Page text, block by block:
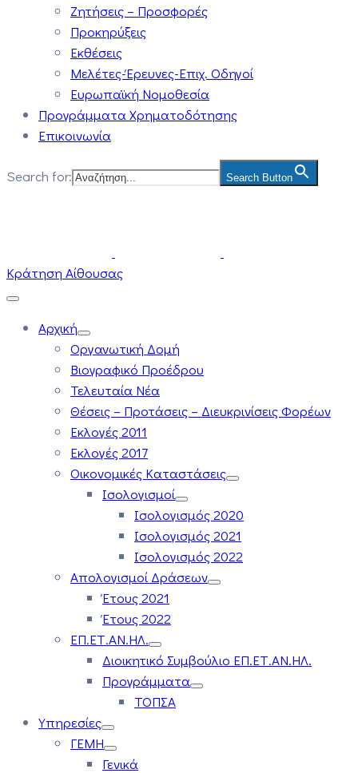
Ζητήσεις – Προσφορές
Προκηρύξεις
Εκθέσεις
Μελέτες-Έρευνες-Επιχ. Οδηγοί
Ευρωπαϊκή Νομοθεσία
Προγράμματα Χρηματοδότησης
Επικοινωνία
Search for: Search Button
Κράτηση Αίθουσας
Αρχική
Οργανωτική Δομή
Βιογραφικό Προέδρου
Τελευταία Νέα
Θέσεις – Προτάσεις – Διευκρινίσεις Φορέων
Εκλογές 2011
Εκλογές 2017
Οικονομικές Καταστάσεις
Ισολογισμοί
Ισολογισμός 2020
Ισολογισμός 2021
Ισολογισμός 2022
Απολογισμοί Δράσεων
Έτους 2021
Έτους 2022
ΕΠ.ΕΤ.ΑΝ.ΗΛ.
Διοικητικό Συμβούλιο ΕΠ.ΕΤ.ΑΝ.ΗΛ.
Προγράμματα
ΤΟΠΣΑ
Υπηρεσίες
ΓΕΜΗ
Γενικά